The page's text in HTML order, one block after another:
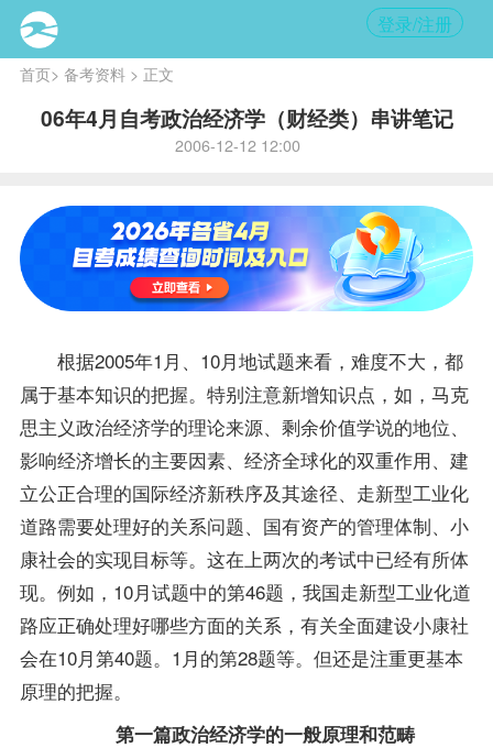
登录/注册
首页> 备考资料> 正文
06年4月自考政治经济学（财经类）串讲笔记
2006-12-12 12:00
根据2005年1月、10月地试题来看，难度不大，都
属于基本知识的把握。特别注意新增知识点，如，马克
思主义政治经济学的理论来源、剩余价值学说的地位、
影响经济增长的主要因素、经济全球化的双重作用、建
立公正合理的国际经济新秩序及其途径、走新型工业化
道路需要处理好的关系问题、国有资产的管理体制、小
康社会的实现目标等。这在上两次的考试中已经有所体
现。例如，10月试题中的第46题，我国走新型工业化道
路应正确处理好哪些方面的关系，有关全面建设小康社
会在10月第40题。1月的第28题等。但还是注重更基本
原理的把握。
第一篇政治经济学的一般原理和范畴